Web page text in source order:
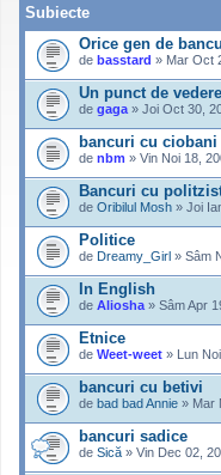
Subiecte
Orice gen de
de basstard » Mar Oct
Un punct de
de gaga » Joi Oct 30,
bancuri cu ciobani
de nbm » Vin Noi 18,
Bancuri cu
de Oribilul Mosh » Joi
Politice
de Dreamy_Girl » Sâm
In English
de Aliosha » Sâm Apr
Etnice
de Weet-weet » Lun
bancuri cu betivi
de bad bad Annie » Mar
bancuri sadice
de Sică » Vin Dec 02,